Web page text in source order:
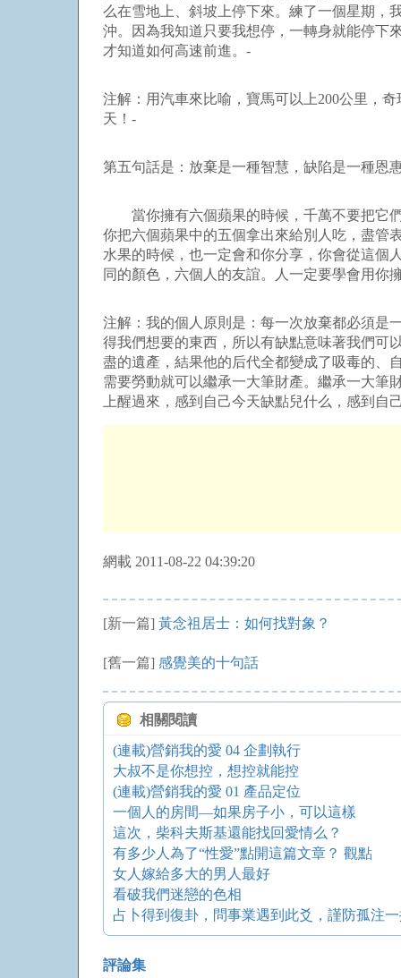
么在雪地上、斜坡上停下來。練了一個星期，
沖。因為我知道只要我想停，一轉身就能停下
才知道如何高速前進。-
注解：用汽車來比喻，寶馬可以上200公里，
天！-
第五句話是：放棄是一種智慧，缺陷是一種恩
當你擁有六個蘋果的時候，千萬不要把它們
你把六個蘋果中的五個拿出來給別人吃，盡管
水果的時候，也一定會和你分享，你會從這個
同的顏色，六個人的友誼。人一定要學會用你
注解：我的個人原則是：每一次放棄都必須是
得我們想要的東西，所以有缺點意味著我們可
盡的遺產，結果他的后代全都變成了吸毒的、
需要勞動就可以繼承一大筆財產。繼承一大筆
上醒過來，感到自己今天缺點兒什么，感到
網載 2011-08-22 04:39:20
[新一篇] 黃念祖居士：如何找對象？
[舊一篇] 感覺美的十句話
相關閱讀
(連載)營銷我的愛 04 企劃執行
大叔不是你想控，想控就能控
(連載)營銷我的愛 01 產品定位
一個人的房間—如果房子小，可以這樣
這次，柴科夫斯基還能找回愛情么？
有多少人為了“性愛”點開這篇文章？ 觀點
女人嫁給多大的男人最好
看破我們迷戀的色相
占卜得到復卦，問事業遇到此爻，謹防孤注
評論集